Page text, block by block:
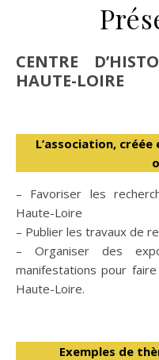
CENTRE D’HISTOIRE SOCIALE DE LA
HAUTE-LOIRE
L’association,
– Favoriser les
Haute-Loire
– Publier les travaux de
– Organiser des
manifestations pour
Haute-Loire.
Exemples de